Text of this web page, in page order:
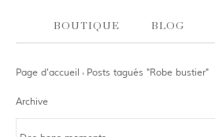
BOUTIQUE BLOG
Page d'accueil › Posts tagués "Robe bustier"
Archive